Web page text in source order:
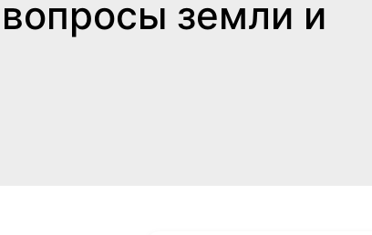
земли и